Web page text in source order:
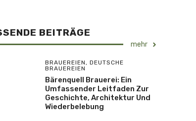
BEITRÄGE
mehr
BRAUEREIEN, DEUTSCHE
BRAUEREIEN
Bärenquell Brauerei: Ein
Umfassender Leitfaden Zur
Geschichte, Architektur Und
Wiederbelebung